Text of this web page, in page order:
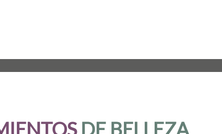
DE BELLEZA